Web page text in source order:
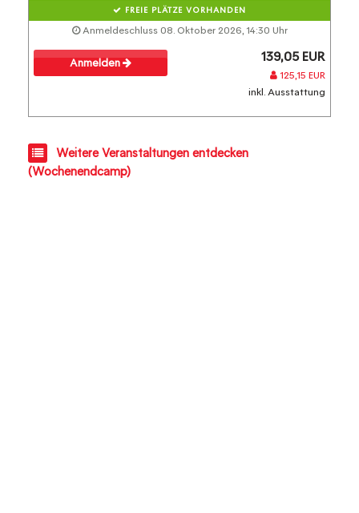
FREIE PLÄTZE VORHANDEN
Anmeldeschluss 08. Oktober 2026, 14:30 Uhr
Anmelden 139,05 EUR
125,15 EUR
inkl. Ausstattung
Weitere Veranstaltungen entdecken
(Wochenendcamp)